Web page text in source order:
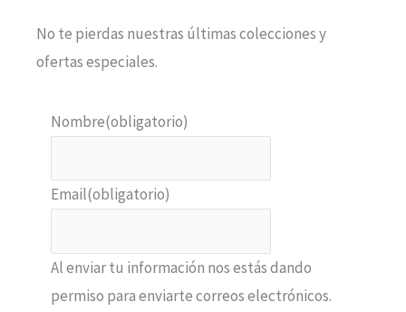
No te pierdas nuestras últimas colecciones y
ofertas especiales.
Nombre(obligatorio)
Email(obligatorio)
Al enviar tu información nos estás dando
permiso para enviarte correos electrónicos.